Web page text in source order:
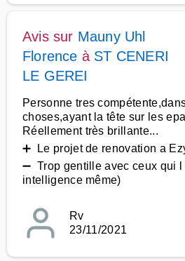
Avis sur Mauny Uhl
Florence à ST CENERI
LE GEREI
Personne tres
choses,ayant la tête sur les
Réellement très brillante...
➕ Le projet de renovation a
➖ Trop gentille avec ceux qui l
intelligence même)
Rv
23/11/2021